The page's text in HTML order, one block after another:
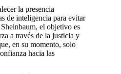
la presencia
de inteligencia para evitar
el objetivo es
a través de la justicia y
en su momento, solo
hacia las